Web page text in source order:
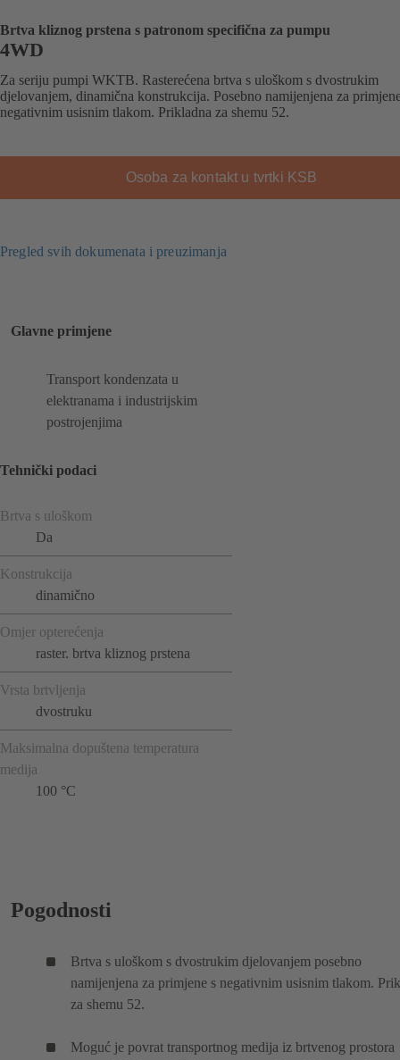
Brtva kliznog prstena s patronom specifična za pumpu
4WD
Za seriju pumpi WKTB. Rasterećena brtva s uloškom s dvostrukim
djelovanjem, dinamična konstrukcija. Posebno namijenjena za
negativnim usisnim tlakom. Prikladna za shemu 52.
Osoba za kontakt u tvrtki KSB
Pregled svih dokumenata i preuzimanja
Glavne primjene
Transport kondenzata u
elektranama i industrijskim
postrojenjima
Tehnički podaci
Brtva s uloškom
Da
Konstrukcija
dinamično
Omjer opterećenja
raster. brtva kliznog prstena
Vrsta brtvljenja
dvostruku
Maksimalna dopuštena temperatura
medija
100 °C
Pogodnosti
Brtva s uloškom s dvostrukim djelovanjem posebno
namijenjena za primjene s negativnim usisnim tlakom.
za shemu 52.
Moguć je povrat transportnog medija iz brtvenog prostora